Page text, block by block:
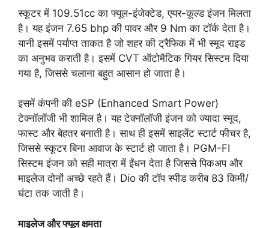
स्कूटर में 109.51cc का फ्यूल-इंजेक्टेड, एयर-कूल्ड इंजन मिलता
है। यह इंजन 7.65 bhp की पावर और 9 Nm का टॉर्क देता है।
यानी इसमें पर्याप्त ताकत है जो शहर की ट्रैफिक में भी स्मूद राइड
का अनुभव कराती है। इसमें CVT ऑटोमैटिक गियर सिस्टम दिया
गया है, जिससे चलाना बहुत आसान हो जाता है।
इसमें कंपनी की eSP (Enhanced Smart Power)
टेक्नॉलॉजी भी शामिल है। यह टेक्नॉलॉजी इंजन को ज्यादा स्मूद,
फास्ट और बेहतर बनाती है। साथ ही इसमें साइलेंट स्टार्ट फीचर है,
जिससे स्कूटर बिना आवाज के स्टार्ट हो जाता है। PGM-FI
सिस्टम इंजन को सही मात्रा में ईंधन देता है जिससे पिकअप और
माइलेज दोनों अच्छे रहते हैं। Dio की टॉप स्पीड करीब 83 किमी/
घंटा तक जाती है।
माइलेज और फ्यूल क्षमता